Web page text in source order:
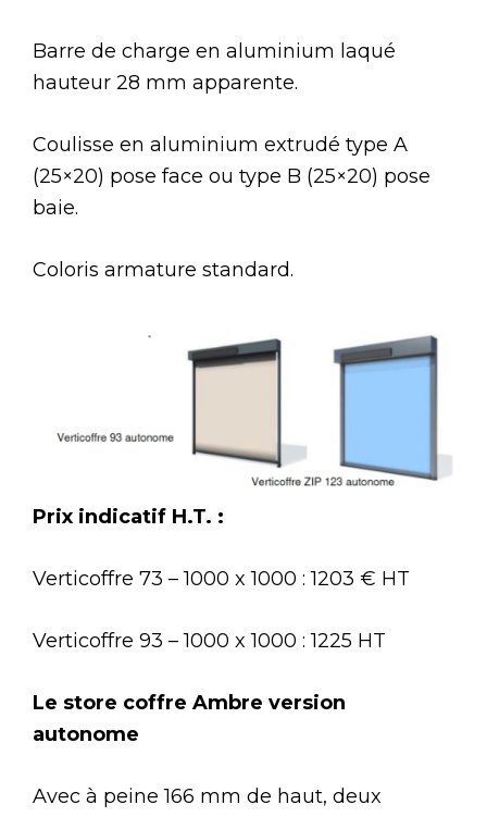
Barre de charge en aluminium laqué
hauteur 28 mm apparente.
Coulisse en aluminium extrudé type A
(25×20) pose face ou type B (25×20) pose
baie.
Coloris armature standard.
Prix indicatif H.T. :
Verticoffre 73 – 1000 x 1000 : 1203 € HT
Verticoffre 93 – 1000 x 1000 : 1225 HT
Le store coffre Ambre version
autonome
Avec à peine 166 mm de haut, deux